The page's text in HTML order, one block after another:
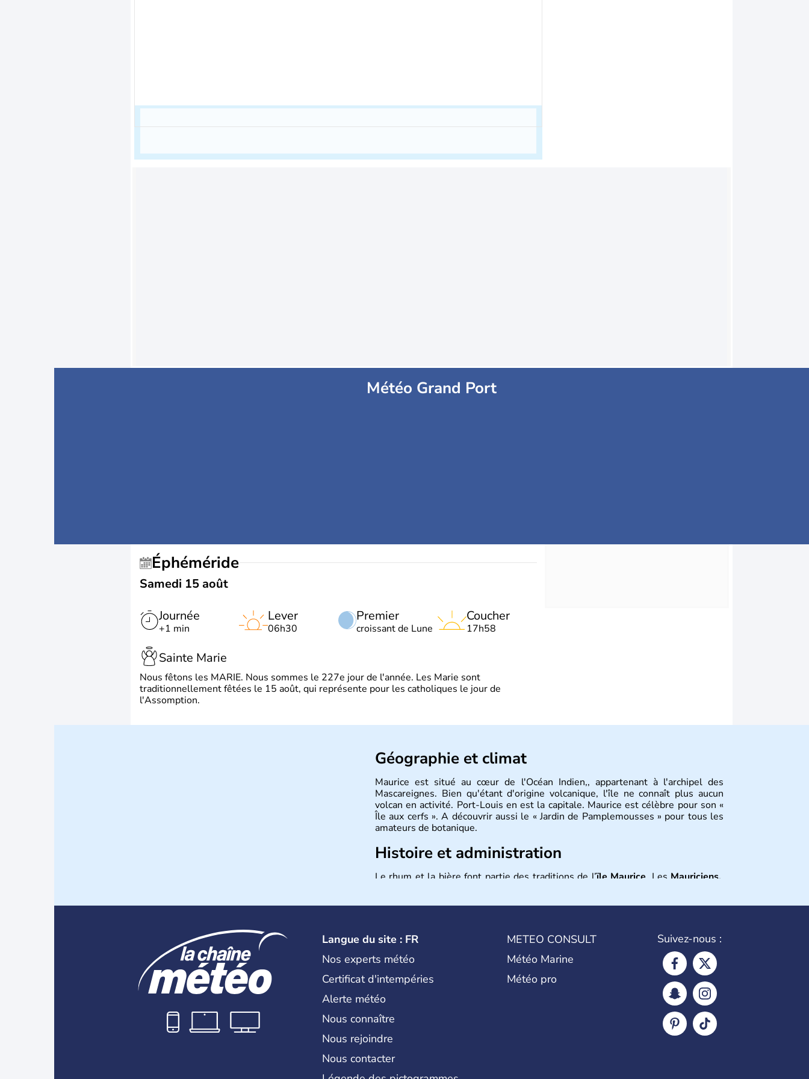
Météo Grand Port
Éphéméride
Samedi 15 août
Journée
+1 min
Premier
croissant de Lune
Lever
06h30
Coucher
17h58
Sainte Marie
Nous fêtons les MARIE. Nous sommes le 227e jour de l'année. Les Marie sont
traditionnellement fêtées le 15 août, qui représente pour les catholiques le jour de
l'Assomption.
Géographie et climat
Maurice est situé au cœur de l'Océan Indien,, appartenant à l'archipel des
Mascareignes. Bien qu'étant d'origine volcanique, l'île ne connaît plus aucun
volcan en activité. Port-Louis en est la capitale. Maurice est célèbre pour son «
Île aux cerfs ». A découvrir aussi le « Jardin de Pamplemousses » pour tous les
amateurs de botanique.
Histoire et administration
Le rhum et la bière font partie des traditions de l’ïle Maurice . Les Mauriciens,
Langue du site : FR
Nos experts météo
Certificat d'intempéries
Alerte météo
Nous connaître
Nous rejoindre
Nous contacter
METEO CONSULT
Météo Marine
Météo pro
Suivez-nous :